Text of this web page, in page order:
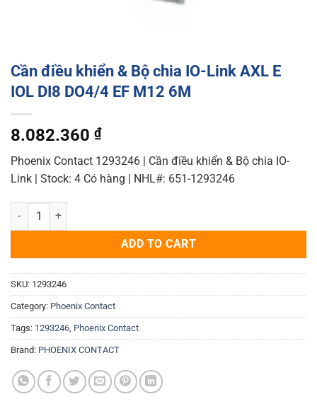
Cần điều khiển & Bộ chia IO-Link AXL E
IOL DI8 DO4/4 EF M12 6M
8.082.360 ₫
Phoenix Contact 1293246 | Cần điều khiển & Bộ chia IO-
Link | Stock: 4 Có hàng | NHL#: 651-1293246
Cần điều khiển & Bộ chia IO-Link AXL E IOL DI8 DO4/4 EF M12 6M
ADD TO CART
SKU: 1293246
Category: Phoenix Contact
Tags: 1293246 Phoenix Contact
Brand: PHOENIX CONTACT